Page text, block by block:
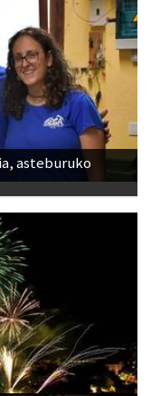
asteburuko